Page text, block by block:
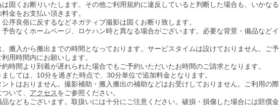
は固くお断りいたします。その他ご利用規約に違反していると判断した場合も、いかな
金をお支払い頂きます。
公序良俗に反するなどネガティブ撮影は固くお断り致します。
予告なくホームページ、ロケハン時と異なる場合がございます。必要な背景・備品など
、搬入から搬出までの時間となっております。サービスタイムは設けておりません。ご
用時間内にお願いします。
約時間より到着が遅れられた場合でもご予約いただいたお時間のご請求となります。
ましては、10分を過ぎた時点で、30分単位で追加料金となります。
ントはおりません。撮影補助・搬入搬出の補助などはお受けしておりません。ご利用の
いて、 アクセスをご参照ください。
品などもございます。取扱いには十分にご注意ください。破損・損傷した場合には賠償